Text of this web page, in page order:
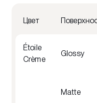
Цвет
Étoile
Crème
Glossy
Matte